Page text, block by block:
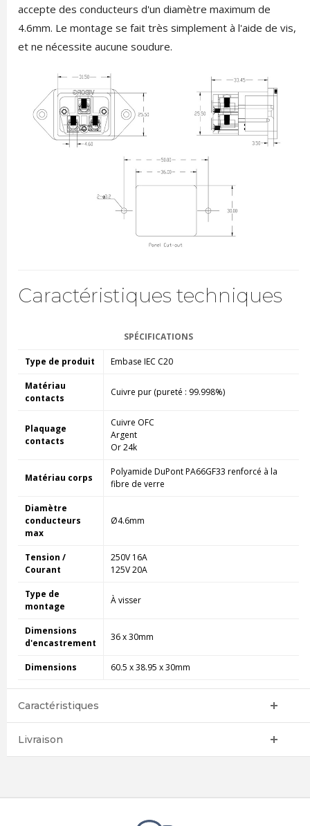
accepte des conducteurs d'un diamètre maximum de
4.6mm. Le montage se fait très simplement à l'aide de vis,
et ne nécessite aucune soudure.
Caractéristiques techniques
SPÉCIFICATIONS
Type de produit Embase IEC C20
Matériau
contacts
Cuivre pur (pureté : 99.998%)
Plaquage
contacts
Cuivre OFC
Argent
Or 24k
Matériau corps
Polyamide DuPont PA66GF33 renforcé à la
fibre de verre
Diamètre
conducteurs
max
Ø4.6mm
Tension /
Courant
250V 16A
125V 20A
Type de
montage
À visser
Dimensions
d'encastrement
36 x 30mm
Dimensions 60.5 x 38.95 x 30mm
Caractéristiques
Livraison